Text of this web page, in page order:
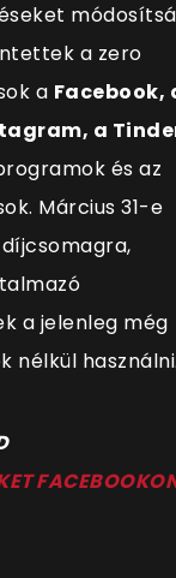
a zero
a Facebook,
a
és az
Március 31-e
a jelenleg még
nélkül